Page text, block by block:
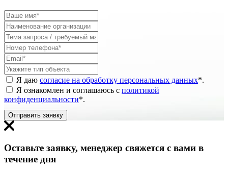
Я даю согласие на обработку персональных данных*.
Я ознакомлен и соглашаюсь с политикой
конфиденциальности*.
Отправить заявку
Оставьте заявку, менеджер свяжется с вами в
течение дня